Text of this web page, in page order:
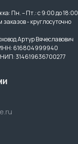
Пн. – Пт.: с 9:00 до 18:00
заказов - круглосуточно
Артур Вячеславович
616804999940
314619636700277